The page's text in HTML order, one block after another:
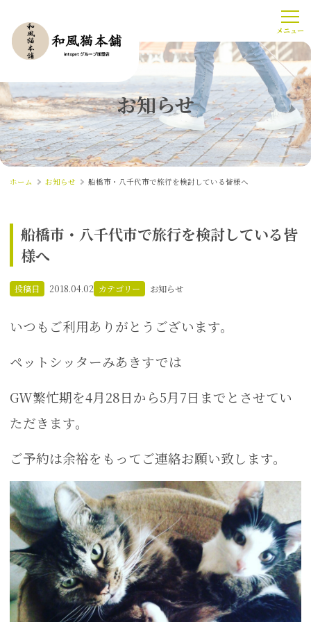
お知らせ
ホーム お知らせ 船橋市・八千代市で旅行を検討している皆様へ
船橋市・八千代市で旅行を検討している皆
様へ
投稿日 2018.04.02 カテゴリー お知らせ
いつもご利用ありがとうございます。
ペットシッターみあきすでは
GW繁忙期を4月28日から5月7日までとさせてい
ただきます。
ご予約は余裕をもってご連絡お願い致します。